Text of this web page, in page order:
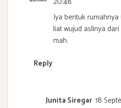
Iya bentuk
liat wujud aslinya
mah.
Reply
Junita Siregar 18